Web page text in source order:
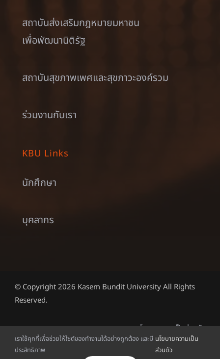
สถาบันส่งเสริมกฎหมายมหาชน
เพื่อพัฒนานิติรัฐ
สถาบันสุขภาพเพศและสุขภาวะองค์รวม
ร่วมงานกับเรา
KBU Links
นักศึกษา
บุคลากร
© Copyright 2026 Kasem Bundit University All Rights
Reserved.
นโยบายความเป็นส่วนตัว
เราใช้คุกกี้เพื่อช่วยให้ไซต์ของทำงานได้อย่างถูกต้อง และมี
ประสิทธิภาพ
นโยบายความเป็น
ส่วนตัว